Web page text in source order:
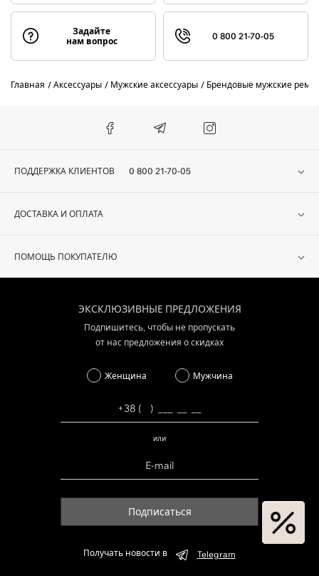
Задайте
нам вопрос
0 800 21-70-05
Главная Аксессуары Мужские аксессуары Брендовые мужские
ПОДДЕРЖКА КЛИЕНТОВ 0 800 21-70-05
ДОСТАВКА И ОПЛАТА
ПОМОЩЬ ПОКУПАТЕЛЮ
ЭКСКЛЮЗИВНЫЕ ПРЕДЛОЖЕНИЯ
Подпишитесь, чтобы не пропускать
от нас предложения о скидках
Женщина Мужчина
или
Подписаться
Получать новости в Telegram